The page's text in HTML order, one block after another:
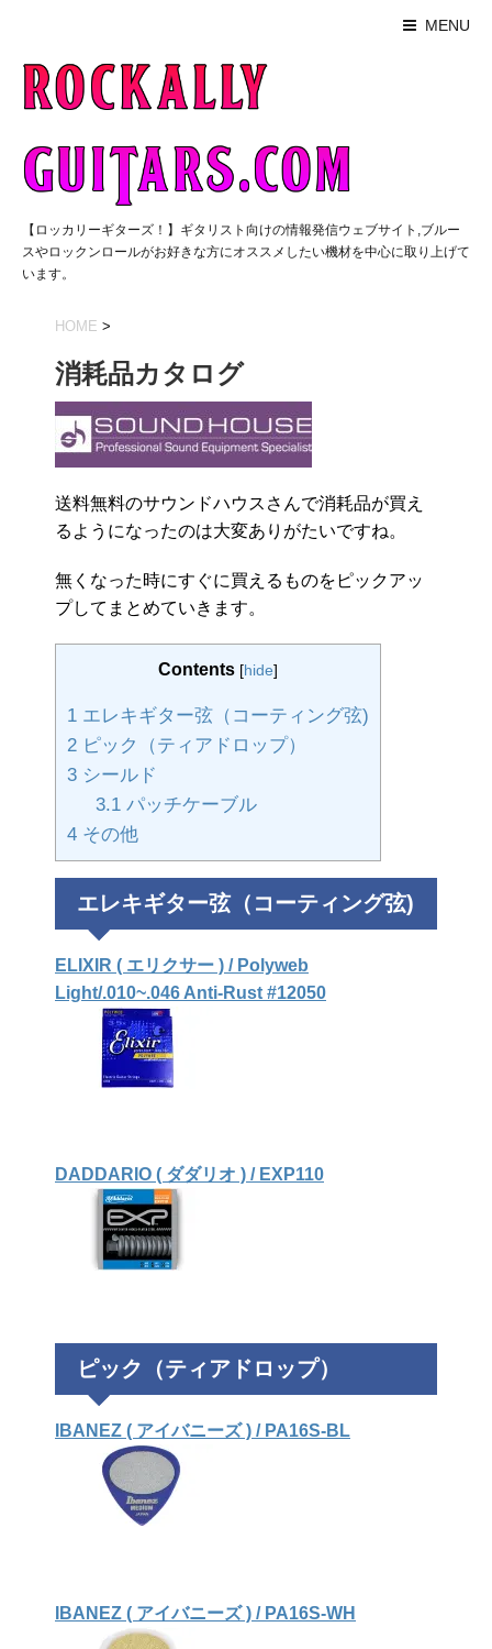
MENU
【ロッカリーギターズ！】ギタリスト向けの情報発信ウェブサイト,ブルー
スやロックンロールがお好きな方にオススメしたい機材を中心に取り上げて
います。
HOME >
消耗品カタログ
送料無料のサウンドハウスさんで消耗品が買え
るようになったのは大変ありがたいですね。
無くなった時にすぐに買えるものをピックアッ
プしてまとめていきます。
Contents [hide]
1 エレキギター弦（コーティング弦)
2 ピック（ティアドロップ）
3 シールド
3.1パッチケーブル
4 その他
エレキギター弦（コーティング弦)
ELIXIR ( エリクサー ) / Polyweb
Light/.010~.046 Anti-Rust #12050
DADDARIO ( ダダリオ ) / EXP110
ピック（ティアドロップ）
IBANEZ ( アイバニーズ ) / PA16S-BL
IBANEZ ( アイバニーズ ) / PA16S-WH